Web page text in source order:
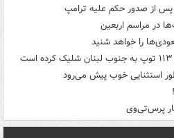
پس از صدور حکم علیه ترامپ
در مراسم اربعین
را خواهد شنید
استثنایی خوب پیش می‌رود
پرس‌تی‌وی